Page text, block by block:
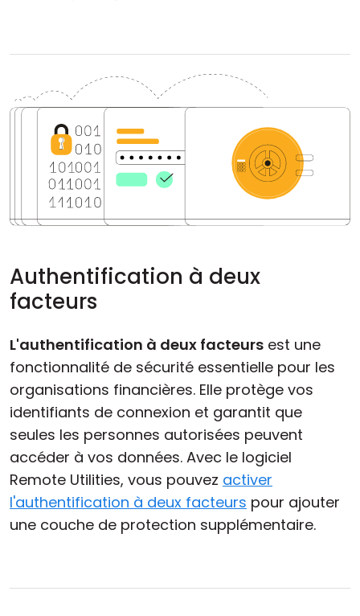
Authentification à deux
facteurs
L'authentification à deux facteurs est une
fonctionnalité de sécurité essentielle pour les
organisations financières. Elle protège vos
identifiants de connexion et garantit que
seules les personnes autorisées peuvent
accéder à vos données. Avec le logiciel
Remote Utilities, vous pouvez activer
l'authentification à deux facteurs pour ajouter
une couche de protection supplémentaire.